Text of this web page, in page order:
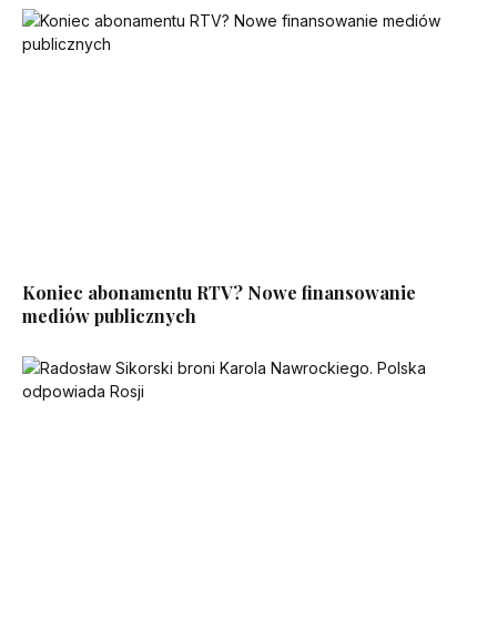
Koniec abonamentu RTV? Nowe finansowanie
mediów publicznych